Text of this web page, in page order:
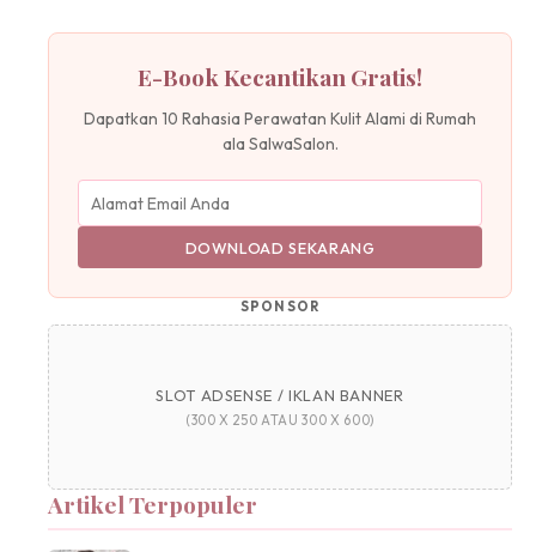
E-Book Kecantikan Gratis!
Dapatkan 10 Rahasia Perawatan Kulit Alami di Rumah
ala SalwaSalon.
DOWNLOAD SEKARANG
SPONSOR
SLOT ADSENSE / IKLAN BANNER
(300 X 250 ATAU 300 X 600)
Artikel Terpopuler